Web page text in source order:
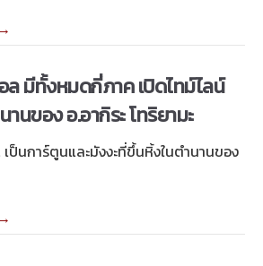
ล มีทั้งหมดกี่ภาค เปิดไทม์ไลน์
านของ อ.อากิระ โทริยามะ
ป็นการ์ตูนและมังงะที่ขึ้นหิ้งในตำนานของ